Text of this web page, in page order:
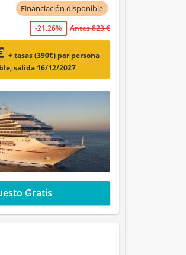
Financiación disponible
-21.26% Antes 823 €
+ tasas (390€) por persona
salida 16/12/2027
Gratis